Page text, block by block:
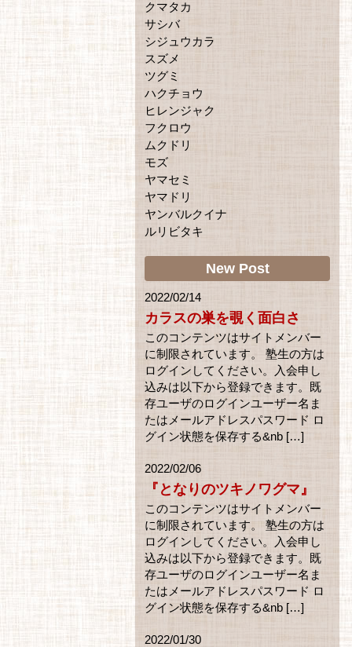
クマタカ
サシバ
シジュウカラ
スズメ
ツグミ
ハクチョウ
ヒレンジャク
フクロウ
ムクドリ
モズ
ヤマセミ
ヤマドリ
ヤンバルクイナ
ルリビタキ
New Post
2022/02/14
カラスの巣を覗く面白さ
このコンテンツはサイトメンバー
に制限されています。 塾生の方は
ログインしてください。入会申し
込みは以下から登録できます。既
存ユーザのログインユーザー名ま
たはメールアドレスパスワード ロ
グイン状態を保存する&nb […]
2022/02/06
『となりのツキノワグマ』
このコンテンツはサイトメンバー
に制限されています。 塾生の方は
ログインしてください。入会申し
込みは以下から登録できます。既
存ユーザのログインユーザー名ま
たはメールアドレスパスワード ロ
グイン状態を保存する&nb […]
2022/01/30